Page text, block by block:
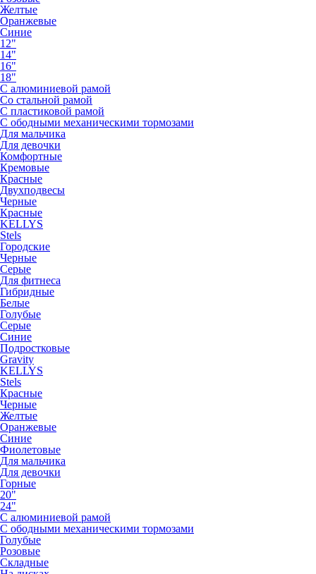
Желтые
Оранжевые
Синие
12"
14"
16"
18"
С алюминиевой рамой
Со стальной рамой
С пластиковой рамой
С ободными механическими тормозами
Для мальчика
Для девочки
Комфортные
Кремовые
Красные
Двухподвесы
Черные
Красные
KELLYS
Stels
Городские
Черные
Серые
Для фитнеса
Гибридные
Белые
Голубые
Серые
Синие
Подростковые
Gravity
KELLYS
Stels
Красные
Черные
Желтые
Оранжевые
Синие
Фиолетовые
Для мальчика
Для девочки
Горные
20"
24"
С алюминиевой рамой
С ободными механическими тормозами
Голубые
Розовые
Складные